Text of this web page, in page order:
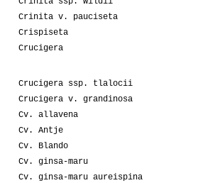
Crinita v. pauciseta
Crispiseta
Crucigera
Crucigera ssp. tlalocii
Crucigera v. grandinosa
Cv. allavena
Cv. Antje
Cv. Blando
Cv. ginsa-maru
Cv. ginsa-maru aureispina